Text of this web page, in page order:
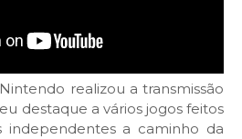
realizou a transmissão
destaque a vários jogos feitos
independentes a caminho da